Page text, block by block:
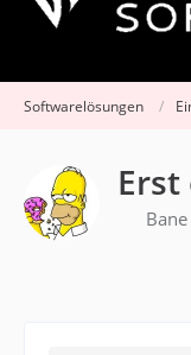
Softwarelösungen
Bane